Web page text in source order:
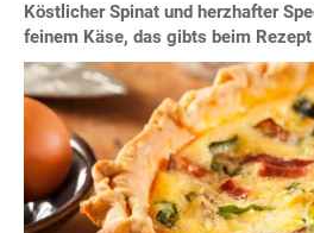
Köstlicher Spinat und herzhafter
feinem Käse, das gibts beim